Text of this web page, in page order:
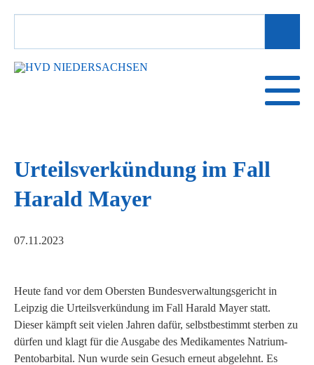
SUCHBEGRIFFE
Urteilsverkündung im Fall
Harald Mayer
07.11.2023
Heute fand vor dem Obersten Bundesverwaltungsgericht in
Leipzig die Urteilsverkündung im Fall Harald Mayer statt.
Dieser kämpft seit vielen Jahren dafür, selbstbestimmt sterben zu
dürfen und klagt für die Ausgabe des Medikamentes Natrium-
Pentobarbital. Nun wurde sein Gesuch erneut abgelehnt. Es